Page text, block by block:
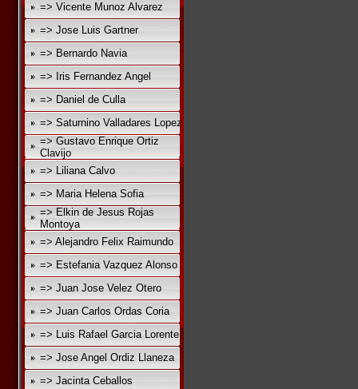
=> Vicente Munoz Alvarez
=> Jose Luis Gartner
=> Bernardo Navia
=> Iris Fernandez Angel
=> Daniel de Culla
=> Saturnino Valladares Lopez
=> Gustavo Enrique Ortiz
Clavijo
=> Liliana Calvo
=> Maria Helena Sofia
=> Elkin de Jesus Rojas
Montoya
=> Alejandro Felix Raimundo
=> Estefania Vazquez Alonso
=> Juan Jose Velez Otero
=> Juan Carlos Ordas Coria
=> Luis Rafael Garcia Lorente
=> Jose Angel Ordiz Llaneza
=> Jacinta Ceballos